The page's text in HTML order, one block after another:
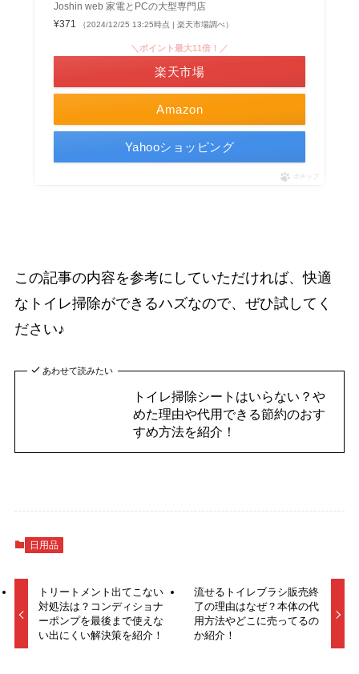
Joshin web 家電とPCの大型専門店
¥371
（2024/12/25 13:25時点 | 楽天市場調べ）
Amazon
＼ポイント最大11倍！／
楽天市場
Yahooショッピング
ポチップ
この記事の内容を参考にしていただければ、快適
なトイレ掃除ができるハズなので、ぜひ試してく
ださい♪
あわせて読みたい
トイレ掃除シートはいらない？や
めた理由や代用できる節約のおす
すめ方法を紹介！
日用品
トリートメント出てこない
対処法は？コンディショナ
ーポンプを最後まで使えな
い出にくい解決策を紹介！
流せるトイレブラシ販売終
了の理由はなぜ？本体の代
用方法やどこに売ってるの
か紹介！